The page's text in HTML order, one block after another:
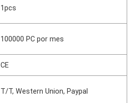
1pcs
100000 PC por mes
CE
T/T, Western Union, Paypal